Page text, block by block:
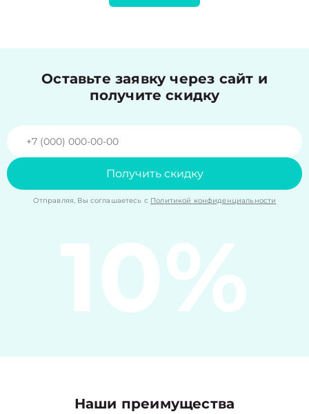
Оставьте заявку через сайт и
получите скидку
Получить скидку
Отправляя, Вы соглашаетесь с Политикой конфиденциальности
10%
Наши преимущества